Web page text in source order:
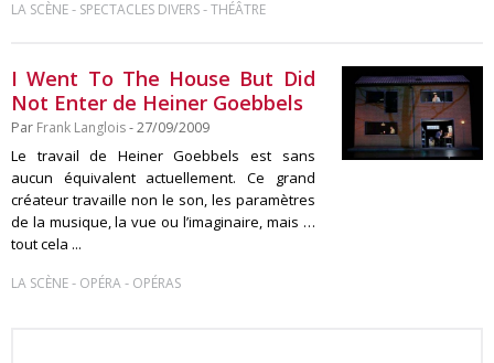
LA SCÈNE- SPECTACLES DIVERS-THÉÂTRE
I Went To The House But Did
Not Enter de Heiner Goebbels
Par Frank Langlois- 27/09/2009
Le travail de Heiner Goebbels est sans
aucun équivalent actuellement. Ce grand
créateur travaille non le son, les paramètres
de la musique, la vue ou l’imaginaire, mais …
tout cela ...
LA SCÈNE- OPÉRA- OPÉRAS